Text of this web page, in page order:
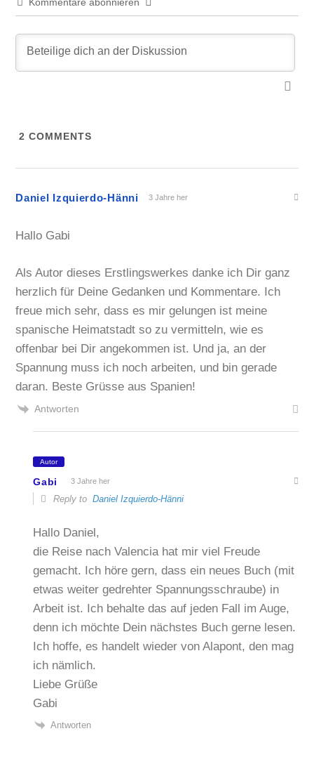
2 COMMENTS
Daniel Izquierdo-Hänni 3 Jahre her
Hallo Gabi
Als Autor dieses Erstlingswerkes danke ich Dir ganz
herzlich für Deine Gedanken und Kommentare. Ich
freue mich sehr, dass es mir gelungen ist meine
spanische Heimatstadt so zu vermitteln, wie es
offenbar bei Dir angekommen ist. Und ja, an der
Spannung muss ich noch arbeiten, und bin gerade
daran. Beste Grüsse aus Spanien!
Antworten
Autor
Gabi 3 Jahre her
Reply toDaniel Izquierdo-Hänni
Hallo Daniel,
die Reise nach Valencia hat mir viel Freude
gemacht. Ich höre gern, dass ein neues Buch (mit
etwas weiter gedrehter Spannungsschraube) in
Arbeit ist. Ich behalte das auf jeden Fall im Auge,
denn ich möchte Dein nächstes Buch gerne lesen.
Ich hoffe, es handelt wieder von Alapont, den mag
ich nämlich.
Liebe Grüße
Gabi
Antworten